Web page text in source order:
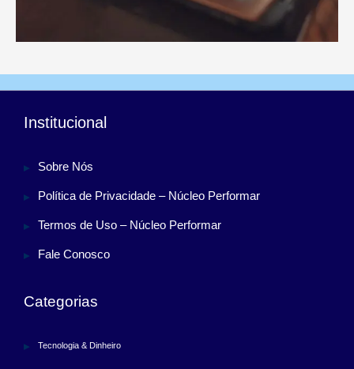
Institucional
Sobre Nós
Política de Privacidade – Núcleo Performar
Termos de Uso – Núcleo Performar
Fale Conosco
Categorias
Tecnologia & Dinheiro